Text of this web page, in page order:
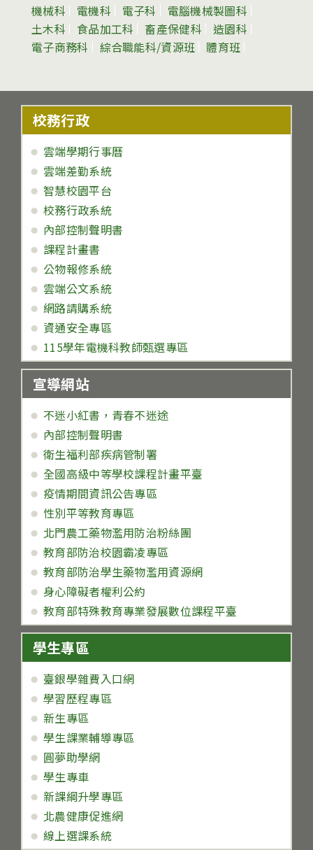
機械科 電機科 電子科
電腦機械製圖科
土木科
食品加工科 畜產保健科
造園科
電子商務科
綜合職能科/資源班 體育班
校務行政
雲端學期行事曆
雲端差勤系統
智慧校園平台
校務行政系統
內部控制聲明書
課程計畫書
公物報修系統
雲端公文系統
網路請購系統
資通安全專區
115學年電機科教師甄選專區
宣導網站
不迷小紅書，青春不迷途
內部控制聲明書
衛生福利部疾病管制署
全國高級中等學校課程計畫平臺
疫情期間資訊公告專區
性別平等教育專區
北門農工藥物濫用防治粉絲團
教育部防治校園霸凌專區
教育部防治學生藥物濫用資源網
身心障礙者權利公約
教育部特殊教育專業發展數位課程平臺
學生專區
臺銀學雜費入口網
學習歷程專區
新生專區
學生課業輔導專區
圓夢助學網
學生專車
新課綱升學專區
北農健康促進網
線上選課系統